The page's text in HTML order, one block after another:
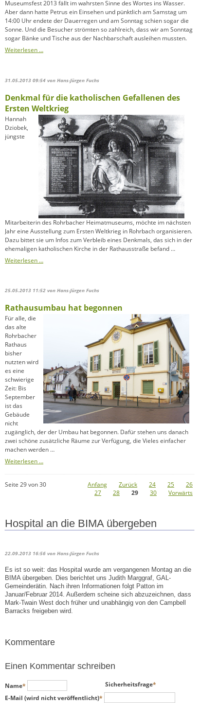
Museumsfest 2013 fällt im wahrsten Sinne des Wortes ins Wasser.
Aber dann hatte Petrus ein Einsehen und pünktlich am Samstag um
14:00 Uhr endete der Dauerregen und am Sonntag schien sogar die
Sonne. Und die Besucher strömten so zahlreich, dass wir am Sonntag
sogar Bänke und Tische aus der Nachbarschaft ausleihen mussten.
Weiterlesen …
31.05.2013 09:54 von Hans-Jürgen Fuchs
Denkmal für die katholischen Gefallenen des
Ersten Weltkrieg
Hannah
Dziobek,
jüngste
Mitarbeiterin des Rohrbacher Heimatmuseums, möchte im nächsten
Jahr eine Ausstellung zum Ersten Weltkrieg in Rohrbach organisieren.
Dazu bittet sie um Infos zum Verbleib eines Denkmals, das sich in der
ehemaligen katholischen Kirche in der Rathausstraße befand …
Weiterlesen …Denkmal
Gefallenen
Ersten
25.05.2013 11:52 von Hans-Jürgen Fuchs
Rathausumbau hat begonnen
Für alle, die
das alte
Rohrbacher
Rathaus
bisher
nutzten wird
es eine
schwierige
Zeit: Bis
September
ist das
Gebäude
nicht
zugänglich, der der Umbau hat begonnen. Dafür stehen uns danach
zwei schöne zusätzliche Räume zur Verfügung, die Vieles einfacher
machen werden …
Weiterlesen …Rathausumbau
begonnen
Seite 29 von 30
Anfang Zurück 24 25
26
27
28 29 30 Vorwärts
Hospital an die BIMA übergeben
22.09.2013 16:56 von Hans-Jürgen Fuchs
Es ist so weit: das Hospital wurde am vergangenen Montag an die
BIMA übergeben. Dies berichtet uns Judith Marggraf, GAL-
Gemeinderätin. Nach ihren Informationen folgt Patton im
Januar/Februar 2014. Außerdem scheine sich abzuzeichnen, dass
Mark-Twain West doch früher und unabhängig von den Campbell
Barracks freigeben wird.
Kommentare
Einen Kommentar schreiben
Pflichtfeld
Name*
Pflichtfeld
E-Mail (wird nicht veröffentlicht)*
Pflichtfeld
Sicherheitsfrage*